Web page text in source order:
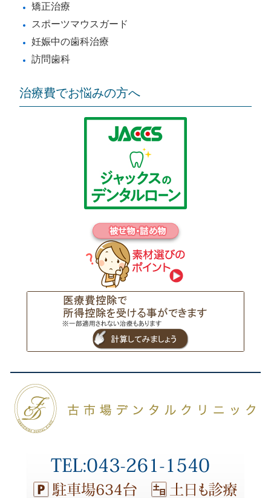
矯正治療
スポーツマウスガード
妊娠中の歯科治療
訪問歯科
治療費でお悩みの方へ